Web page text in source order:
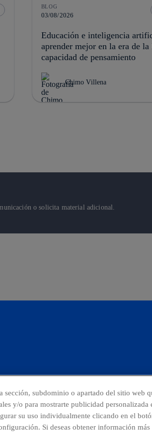
BLOG
03/08/2026
Educación e inteligencia
aprender mejor en la era de
capacidad de pensamiento
Chimo Villena
o solicita material adicional.
Denuncias Centro Global
subdominio o apartado del sitio web
y/o para mostrarte publicidad
su uso individualmente clicando en el
Si deseas obtener información más